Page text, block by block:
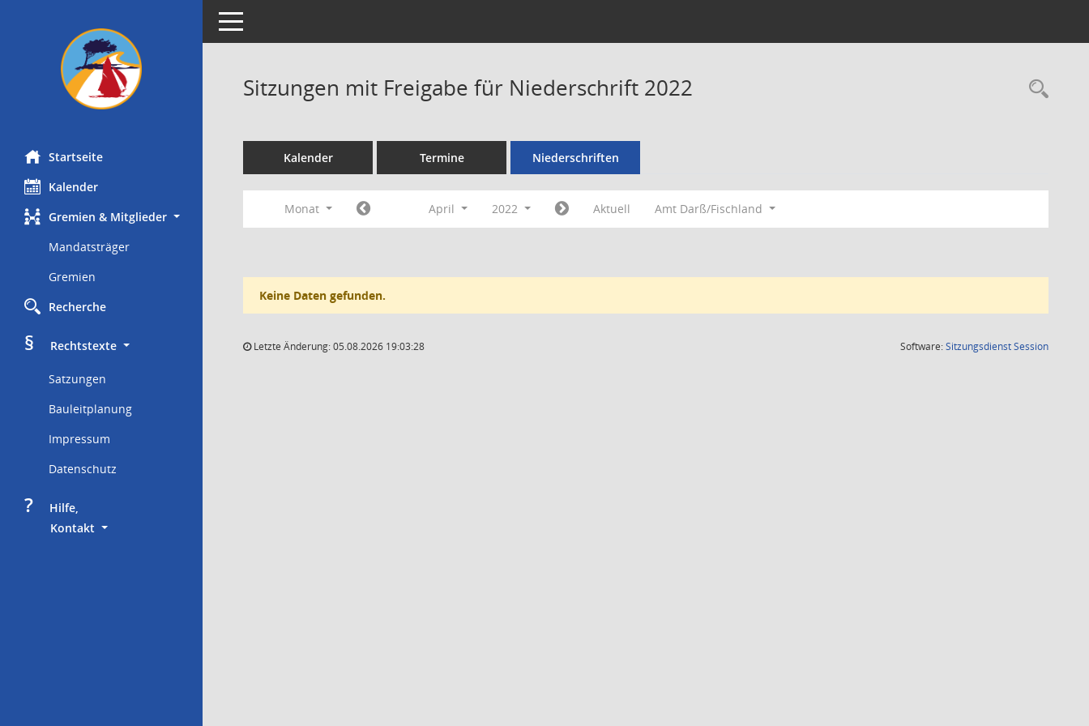
Startseite
Kalender
Gremien & Mitglieder
Mandatsträger
Gremien
Recherche
§
     Rechtstexte
Satzungen
Bauleitplanung
Impressum
Datenschutz
?
     Hilfe,
Kontakt
Toggle navigation
Sitzungen mit Freigabe für Niederschrift 2022
Kalender Termine Niederschriften
Monat April 2022 Aktuell Amt Darß/Fischland
Keine Daten gefunden.
Letzte Änderung: 05.08.2026 19:03:28 Software:SitzungsdienstSession(Wird in